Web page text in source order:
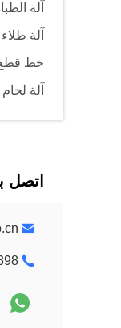
آلة
آلة
خط قطع
آلة
اتصل